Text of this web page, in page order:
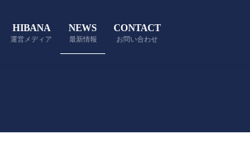
HIBANA
運営メディア
NEWS
最新情報
CONTACT
お問い合わせ